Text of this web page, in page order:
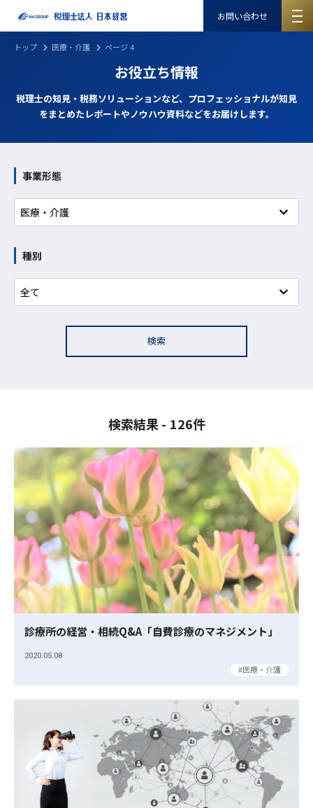
お問い合わせ
トップ 医療・介護 ページ 4
お役立ち情報
税理士の知見・税務ソリューションなど、プロフェッショナルが知見
をまとめたレポートやノウハウ資料などをお届けします。
事業形態
種別
検索
検索結果 126件
診療所の経営・相続Q&A「自費診療のマネジメント」
2020.05.08
医療・介護